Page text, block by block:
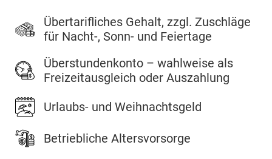
Übertarifliches Gehalt, zzgl. Zuschläge
für Nacht-, Sonn- und Feiertage
Überstundenkonto – wahlweise als
Freizeitausgleich oder Auszahlung
Urlaubs- und Weihnachtsgeld
Betriebliche Altersvorsorge